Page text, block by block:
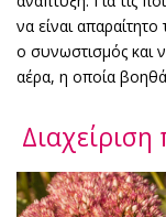
να είναι
ο συνωστισμός και
αέρα, η οποία